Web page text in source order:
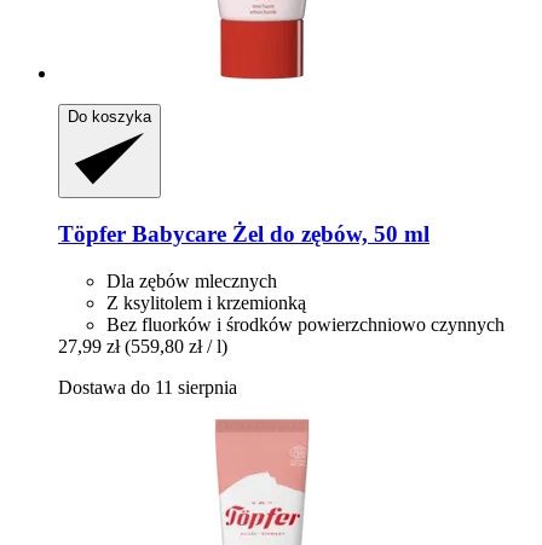
Do koszyka
Töpfer Babycare Żel do zębów, 50 ml
Dla zębów mlecznych
Z ksylitolem i krzemionką
Bez fluorków i środków powierzchniowo czynnych
27,99 zł (559,80 zł / l)
Dostawa do 11 sierpnia